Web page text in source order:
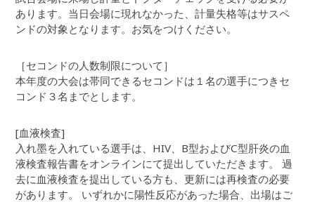
あります。当日会場に現れなかった、計量失格等はサスペ
ンドの対象となります。お気をつけください。
［セコンドの人数制限について］
本年度の大会は帯同できるセコンドは１名の選手につきセ
コンド３名までとします。
[血液検査]
入れ墨を入れている選手は、HIV、B型およびC型肝炎の血
液検査報告書をオンラインにて提出していただきます。 過
去に血液検査を提出している方も、更新には再検査の必要
があります。 いずれかに陽性反応があった場合、出場はご